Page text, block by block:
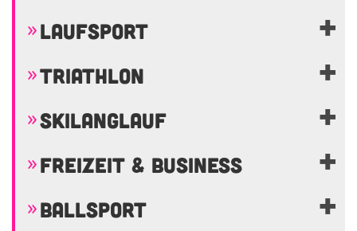
LAUFSPORT
TRIATHLON
SKILANGLAUF
FREIZEIT & BUSINESS
BALLSPORT